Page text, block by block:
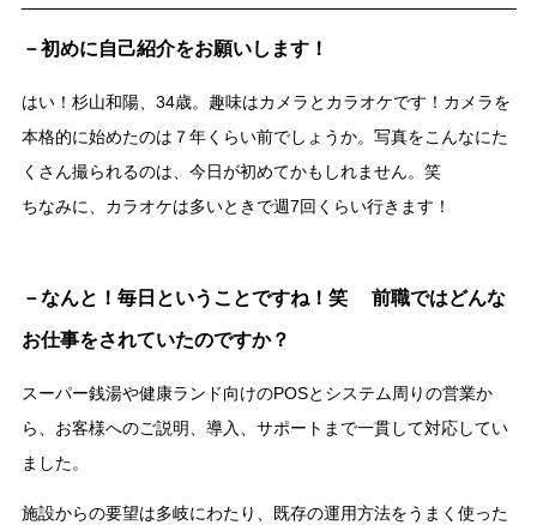
－初めに自己紹介をお願いします！
はい！杉山和陽、34歳。趣味はカメラとカラオケです！カメラを
本格的に始めたのは７年くらい前でしょうか。写真をこんなにた
くさん撮られるのは、今日が初めてかもしれません。笑
ちなみに、カラオケは多いときで週7回くらい行きます！
－なんと！毎日ということですね！笑 前職ではどんな
お仕事をされていたのですか？
スーパー銭湯や健康ランド向けのPOSとシステム周りの営業か
ら、お客様へのご説明、導入、サポートまで一貫して対応してい
ました。
施設からの要望は多岐にわたり、既存の運用方法をうまく使った